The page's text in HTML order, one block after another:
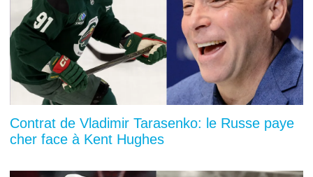
Contrat de Vladimir Tarasenko: le Russe paye
cher face à Kent Hughes